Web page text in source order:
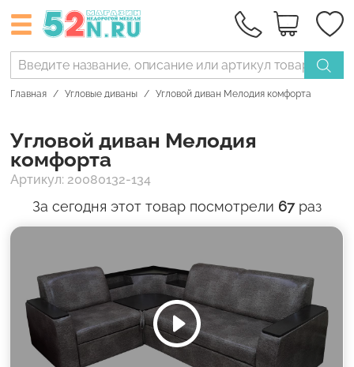
Главная Угловые диваны Угловой диван Мелодия комфорта
Угловой диван Мелодия
комфорта
Артикул: 20080132-134
За сегодня этот товар посмотрели 67раз